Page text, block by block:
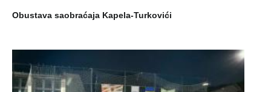
Obustava saobraćaja Kapela-Turkovići